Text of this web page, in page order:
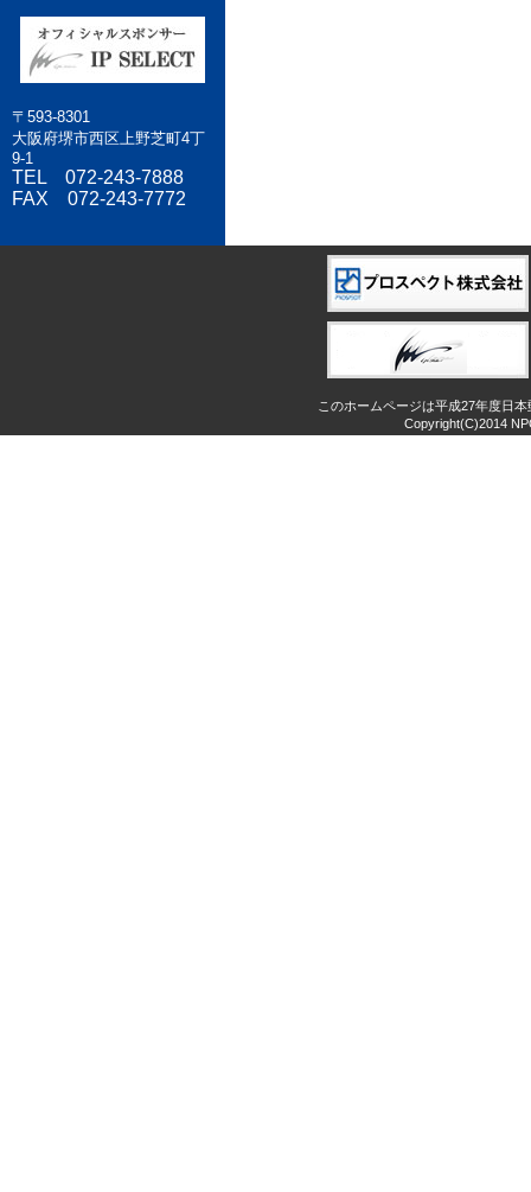
〒593-8301
大阪府堺市西区上野芝町4丁
9-1
TEL 072-243-7888
FAX 072-243-7772
このホームページは平成27年度日
Copyright(C)2014